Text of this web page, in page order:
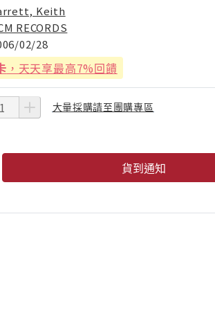
Keith
RECORDS
02/28
，天天享最高7%回饋
大量採購請至團購專區
貨到通知